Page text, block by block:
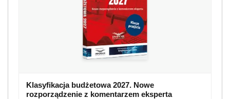
Klasyfikacja budżetowa 2027. Nowe
rozporządzenie z komentarzem eksperta